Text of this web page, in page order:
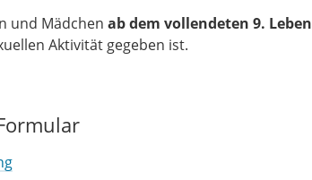
und Mädchen ab dem vollendeten 9.
Aktivität gegeben ist.